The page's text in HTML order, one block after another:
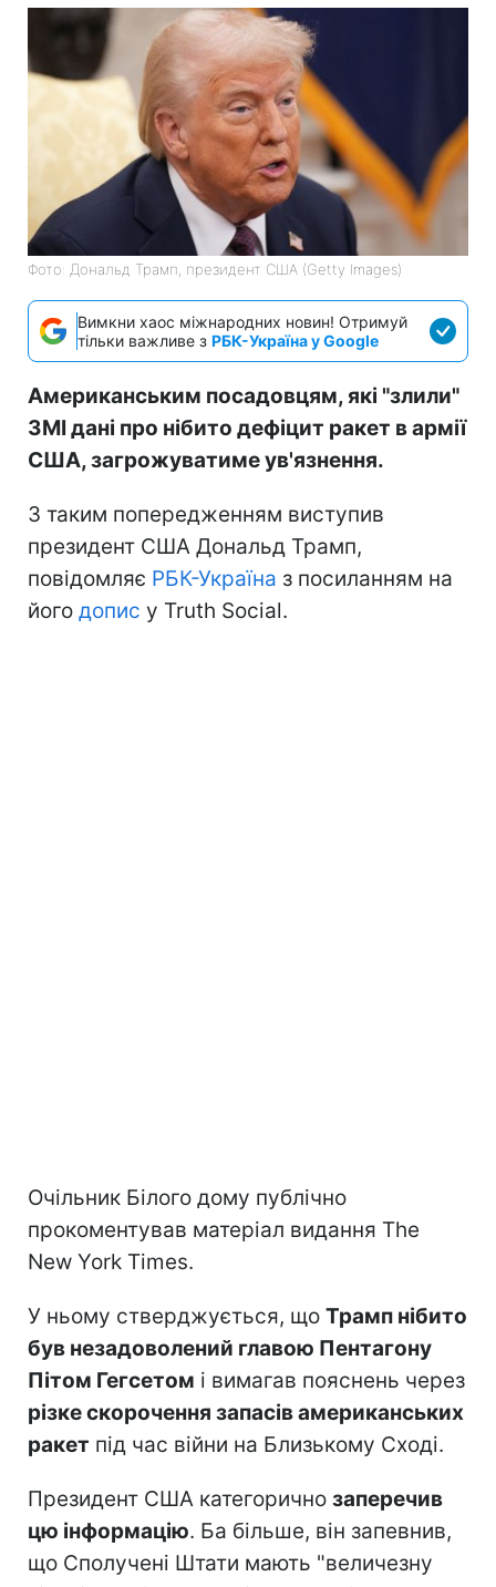
Фото: Дональд Трамп, президент США (Getty Images)
Вимкни хаос міжнародних новин! Отримуй
тільки важливе з РБК-Україна у Google
Американським посадовцям, які "злили"
ЗМІ дані про нібито дефіцит ракет в армії
США, загрожуватиме ув'язнення.
З таким попередженням виступив
президент США Дональд Трамп,
повідомляє РБК-Україна з посиланням на
його допис у Truth Social.
Очільник Білого дому публічно
прокоментував матеріал видання The
New York Times.
У ньому стверджується, що Трамп нібито
був незадоволений главою Пентагону
Пітом Гегсетом і вимагав пояснень через
різке скорочення запасів американських
ракет під час війни на Близькому Сході.
Президент США категорично заперечив
цю інформацію. Ба більше, він запевнив,
що Сполучені Штати мають "величезну